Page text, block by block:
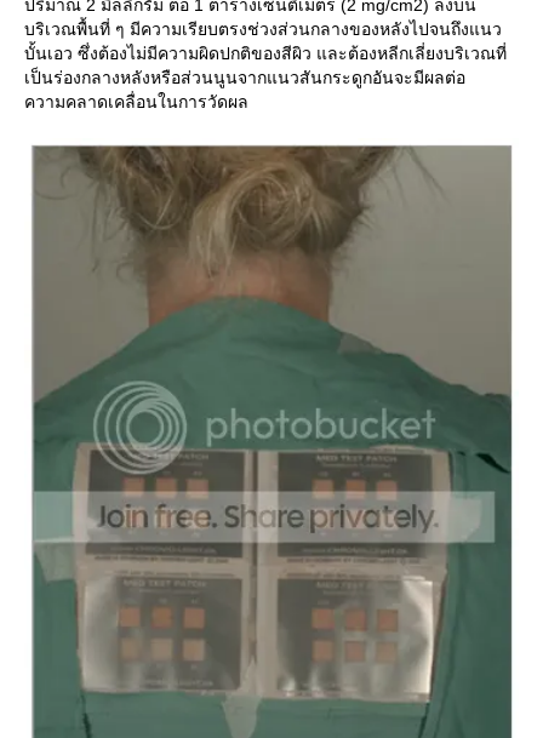
ปริมาณ 2 มิลลิกรัม ต่อ 1 ตารางเซนติเมตร (2 mg/cm2) ลงบน
บริเวณพื้นที่ ๆ มีความเรียบตรงช่วงส่วนกลางของหลังไปจนถึงแนว
บั้นเอว ซึ่งต้องไม่มีความผิดปกติของสีผิว และต้องหลีกเลี่ยงบริเวณที่
เป็นร่องกลางหลังหรือส่วนนูนจากแนวสันกระดูกอันจะมีผลต่อ
ความคลาดเคลื่อนในการวัดผล